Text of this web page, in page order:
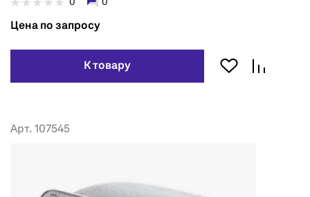
0 0
Цена по запросу
К товару
Арт. 107545